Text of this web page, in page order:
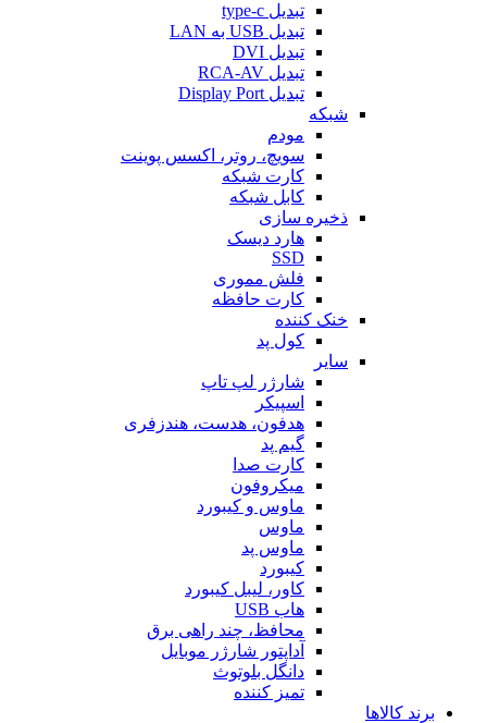
تبدیل type-c
تبدیل USB به LAN
تبدیل DVI
تبدیل RCA-AV
تبدیل Display Port
شبکه
مودم
سویچ، روتر، اکسس پوینت
کارت شبکه
کابل شبکه
ذخیره سازی
هارد دیسک
SSD
فلش مموری
کارت حافظه
خنک کننده
کول پد
سایر
شارژر لپ تاپ
اسپیکر
هدفون، هدست، هندزفری
گیم پد
کارت صدا
میکروفون
ماوس و کیبورد
ماوس
ماوس پد
کیبورد
کاور، لیبل کیبورد
هاب USB
محافظ، چند راهی برق
آداپتور شارژر موبایل
دانگل بلوتوث
تمیز کننده
برند کالاها